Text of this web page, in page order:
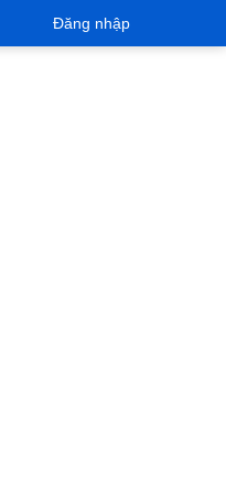
Đăng nhập